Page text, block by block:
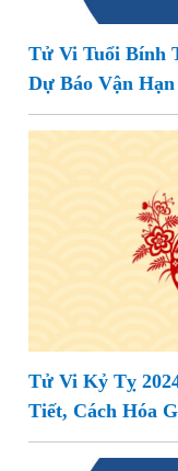
Tử Vi Tuổi Bính
Dự Báo Vận
Tử Vi Kỷ Tỵ
Tiết, Cách Hóa